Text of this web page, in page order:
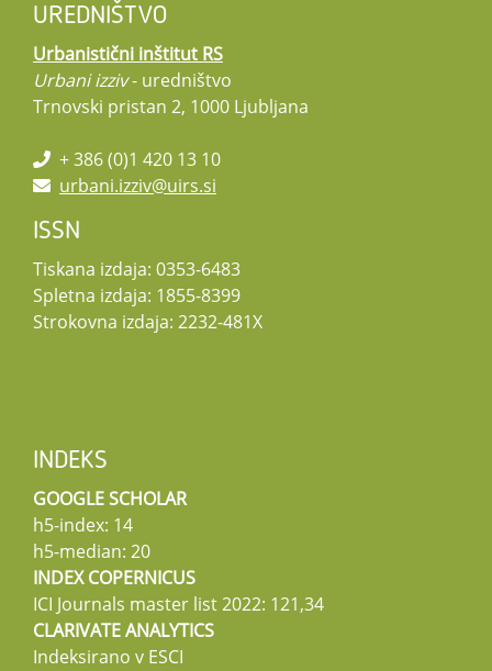
UREDNIŠTVO
Urbanistični inštitut RS
Urbani izziv- uredništvo
Trnovski pristan 2, 1000 Ljubljana
+ 386 (0)1 420 13 10
urbani.izziv@uirs.si
ISSN
Tiskana izdaja: 0353-6483
Spletna izdaja: 1855-8399
Strokovna izdaja: 2232-481X
INDEKS
GOOGLE SCHOLAR
h5-index: 14
h5-median: 20
INDEX COPERNICUS
ICI Journals master list 2022: 121,34
CLARIVATE ANALYTICS
Indeksirano v ESCI